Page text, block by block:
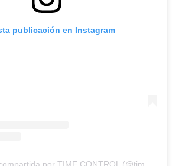
publicación en Instagram